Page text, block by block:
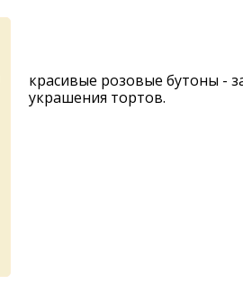
красивые розовые бутоны -
украшения тортов.